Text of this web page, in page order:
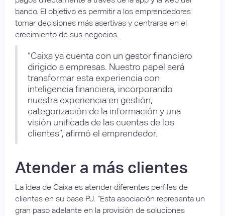
banco. El objetivo es permitir a los emprendedores
tomar decisiones más asertivas y centrarse en el
crecimiento de sus negocios.
“Caixa ya cuenta con un gestor financiero
dirigido a empresas. Nuestro papel será
transformar esta experiencia con
inteligencia financiera, incorporando
nuestra experiencia en gestión,
categorización de la información y una
visión unificada de las cuentas de los
clientes”, afirmó el emprendedor.
Atender a más clientes
La idea de Caixa es atender diferentes perfiles de
clientes en su base PJ. “Esta asociación representa un
gran paso adelante en la provisión de soluciones